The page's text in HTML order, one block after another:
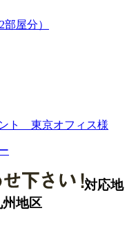
屋分）
ト 東京オフィス様
対応地
地区